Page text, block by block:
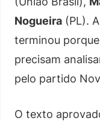
Nogueira (PL).
terminou
precisam
pelo partido
O texto